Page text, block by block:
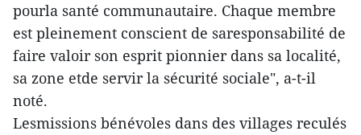
pourla santé communautaire. Chaque membre
est pleinement conscient de saresponsabilité de
faire valoir son esprit pionnier dans sa localité,
sa zone etde servir la sécurité sociale", a-t-il
noté.
Lesmissions bénévoles dans des villages reculés